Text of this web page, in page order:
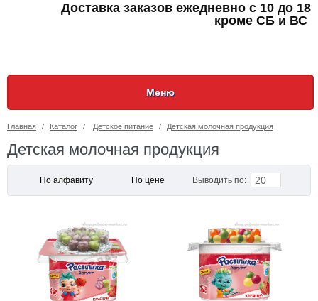
Доставка заказов ежедневно с 10 до 18
кроме СБ и ВС
Меню
Главная / Каталог / Детское питание / Детская молочная продукция
Детская молочная продукция
По алфавиту По цене Выводить по: 20